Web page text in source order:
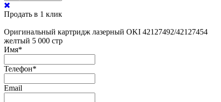
Продать в 1 клик
Оригинальный картридж лазерный OKI 42127492/42127454
желтый 5 000 стр
Имя*
Телефон*
Email